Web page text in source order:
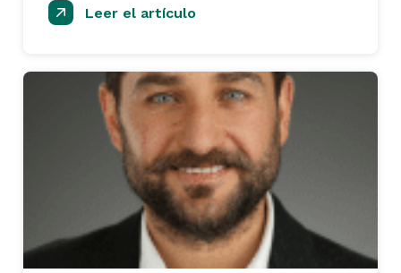
Leer el artículo